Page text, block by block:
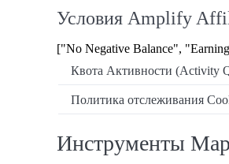
Условия Amplify
["No Negative Balance",
Квота Активности (Activity
Политика отслеживания
Инструменты